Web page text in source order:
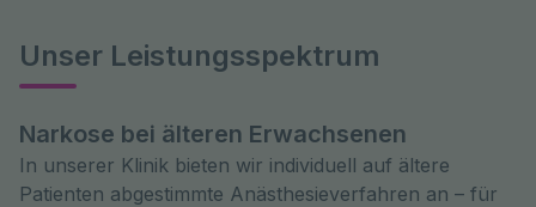
Unser Leistungsspektrum
Narkose bei älteren Erwachsenen
In unserer Klinik bieten wir individuell auf ältere
Patienten abgestimmte Anästhesieverfahren an – für